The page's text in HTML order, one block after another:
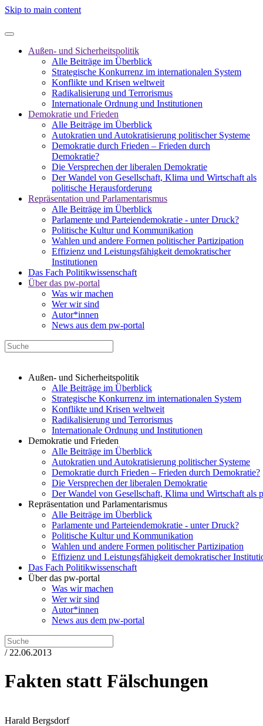
Skip to main content
Außen- und Sicherheitspolitik
Alle Beiträge im Überblick
Strategische Konkurrenz im internationalen System
Konflikte und Krisen weltweit
Radikalisierung und Terrorismus
Internationale Ordnung und Institutionen
Demokratie und Frieden
Alle Beiträge im Überblick
Autokratien und Autokratisierung politischer Systeme
Demokratie durch Frieden – Frieden durch
Demokratie?
Die Versprechen der liberalen Demokratie
Der Wandel von Gesellschaft, Klima und Wirtschaft als
politische Herausforderung
Repräsentation und Parlamentarismus
Alle Beiträge im Überblick
Parlamente und Parteiendemokratie - unter Druck?
Politische Kultur und Kommunikation
Wahlen und andere Formen politischer Partizipation
Effizienz und Leistungsfähigkeit demokratischer
Institutionen
Das Fach Politikwissenschaft
Über das pw-portal
Was wir machen
Wer wir sind
Autor*innen
News aus dem pw-portal
Außen- und Sicherheitspolitik
Alle Beiträge im Überblick
Strategische Konkurrenz im internationalen System
Konflikte und Krisen weltweit
Radikalisierung und Terrorismus
Internationale Ordnung und Institutionen
Demokratie und Frieden
Alle Beiträge im Überblick
Autokratien und Autokratisierung politischer Systeme
Demokratie durch Frieden – Frieden durch Demokratie?
Die Versprechen der liberalen Demokratie
Der Wandel von Gesellschaft, Klima und Wirtschaft als
Repräsentation und Parlamentarismus
Alle Beiträge im Überblick
Parlamente und Parteiendemokratie - unter Druck?
Politische Kultur und Kommunikation
Wahlen und andere Formen politischer Partizipation
Effizienz und Leistungsfähigkeit demokratischer
Das Fach Politikwissenschaft
Über das pw-portal
Was wir machen
Wer wir sind
Autor*innen
News aus dem pw-portal
/ 22.06.2013
Fakten statt Fälschungen
Harald Bergsdorf